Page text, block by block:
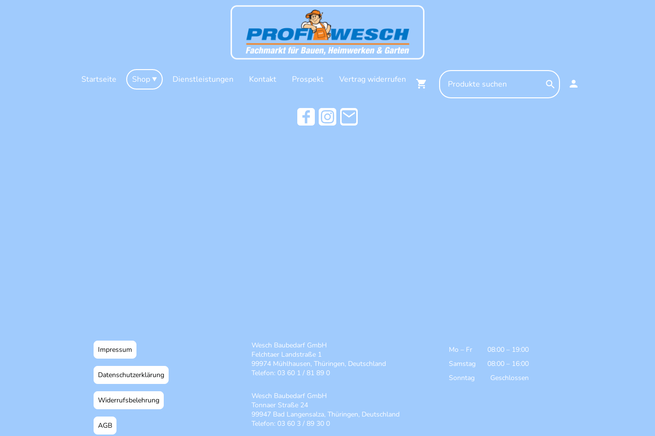
Startseite Shop Dienstleistungen Kontakt Prospekt Vertrag widerrufen
Impressum Mo – Fr 08:00 – 19:00
Samstag
08:00 – 16:00
Sonntag
Geschlossen
AGB
Datenschutzerklärung
Widerrufsbelehrung
Wesch Baubedarf GmbH
Felchtaer Landstraße 1
99974 Mühlhausen, Thüringen, Deutschland
Telefon: 03 60 1 / 81 89 0
Wesch Baubedarf GmbH
Tonnaer Straße 24
99947 Bad Langensalza, Thüringen, Deutschland
Telefon: 03 60 3 / 89 30 0